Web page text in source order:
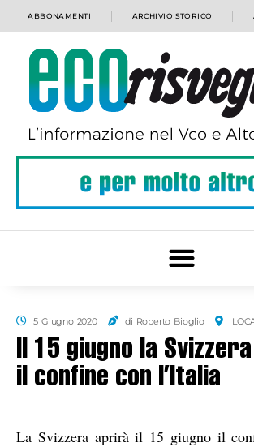
ABBONAMENTI ARCHIVIO STORICO
5 Giugno 2020 di Roberto Bioglio
Il 15 giugno la
il confine con l’Italia
La Svizzera aprirà il 15 giugno il